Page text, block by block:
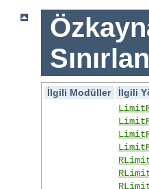
İlgili Modüller
İlgili